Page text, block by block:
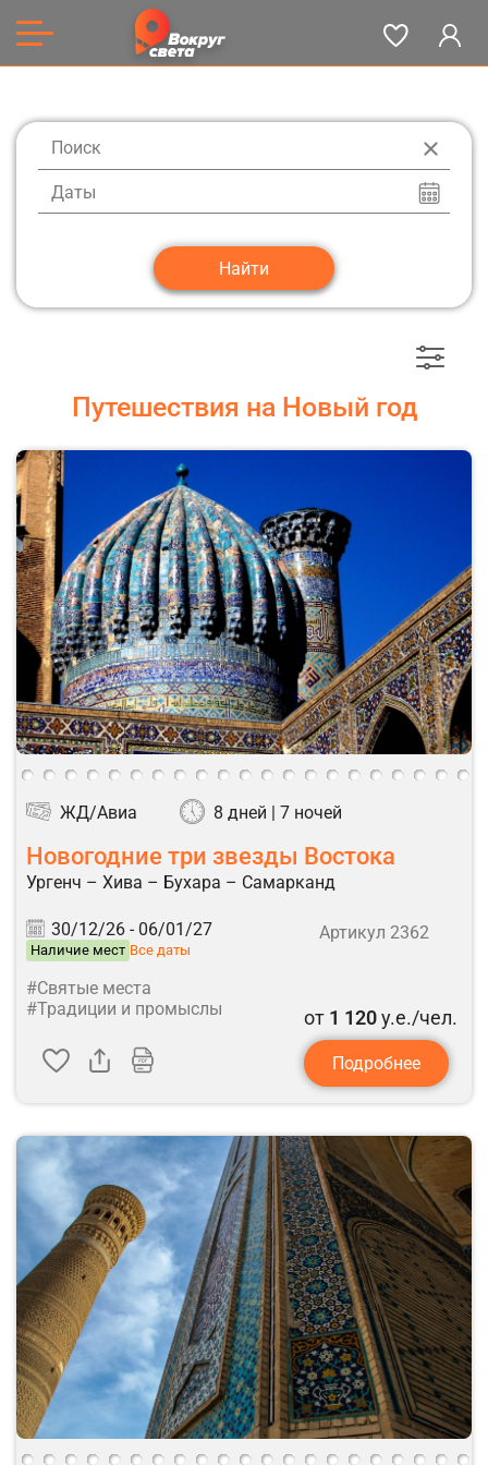
Даты
Путешествия на Новый год
ЖД/Авиа 8 дней | 7 ночей
Новогодние три звезды Востока
Ургенч – Хива – Бухара – Самарканд
30/12/26 - 06/01/27
Наличие мест Все даты
Артикул 2362
#Святые места
#Традиции и промыслы
от 1 120у.е./чел.
Подробнее